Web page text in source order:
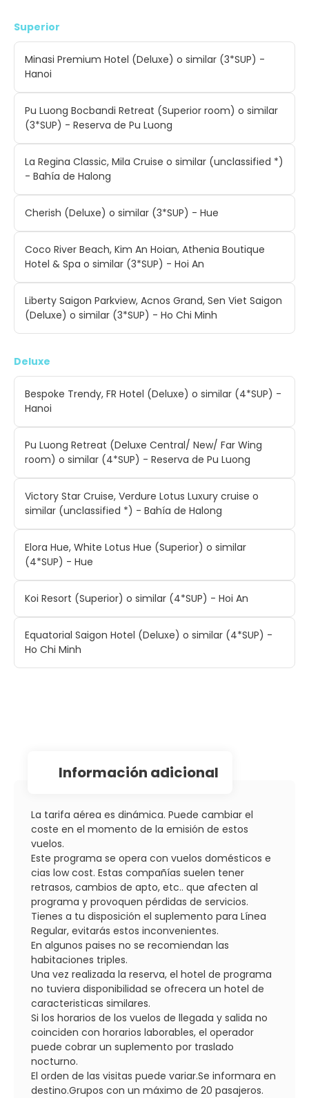
Superior
Minasi Premium Hotel (Deluxe) o similar (3*SUP) -
Hanoi
Pu Luong Bocbandi Retreat (Superior room) o similar
(3*SUP) - Reserva de Pu Luong
La Regina Classic, Mila Cruise o similar (unclassified *)
- Bahía de Halong
Cherish (Deluxe) o similar (3*SUP) - Hue
Coco River Beach, Kim An Hoian, Athenia Boutique
Hotel & Spa o similar (3*SUP) - Hoi An
Liberty Saigon Parkview, Acnos Grand, Sen Viet Saigon
(Deluxe) o similar (3*SUP) - Ho Chi Minh
Deluxe
Bespoke Trendy, FR Hotel (Deluxe) o similar (4*SUP) -
Hanoi
Pu Luong Retreat (Deluxe Central/ New/ Far Wing
room) o similar (4*SUP) - Reserva de Pu Luong
Victory Star Cruise, Verdure Lotus Luxury cruise o
similar (unclassified *) - Bahía de Halong
Elora Hue, White Lotus Hue (Superior) o similar
(4*SUP) - Hue
Koi Resort (Superior) o similar (4*SUP) - Hoi An
Equatorial Saigon Hotel (Deluxe) o similar (4*SUP) -
Ho Chi Minh
información adicional
La tarifa aérea es dinámica. Puede cambiar el
coste en el momento de la emisión de estos
vuelos.
Este programa se opera con vuelos domésticos e
cias low cost. Estas compañías suelen tener
retrasos, cambios de apto, etc.. que afecten al
programa y provoquen pérdidas de servicios.
Tienes a tu disposición el suplemento para Línea
Regular, evitarás estos inconvenientes.
En algunos paises no se recomiendan las
habitaciones triples.
Una vez realizada la reserva, el hotel de programa
no tuviera disponibilidad se ofrecera un hotel de
caracteristicas similares.
Si los horarios de los vuelos de llegada y salida no
coinciden con horarios laborables, el operador
puede cobrar un suplemento por traslado
nocturno.
El orden de las visitas puede variar.Se informara en
destino.Grupos con un máximo de 20 pasajeros.